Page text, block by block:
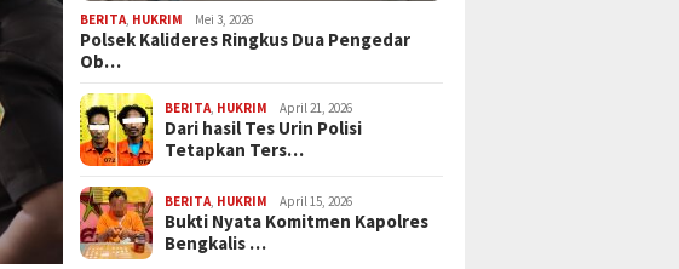
BERITA HUKRIM Mei 3, 2026
Polsek Kalideres Ringkus Dua Pengedar
Ob…
BERITA HUKRIM April 21, 2026
Dari hasil Tes Urin Polisi
Tetapkan Ters…
BERITA HUKRIM April 15, 2026
Bukti Nyata Komitmen Kapolres
Bengkalis …